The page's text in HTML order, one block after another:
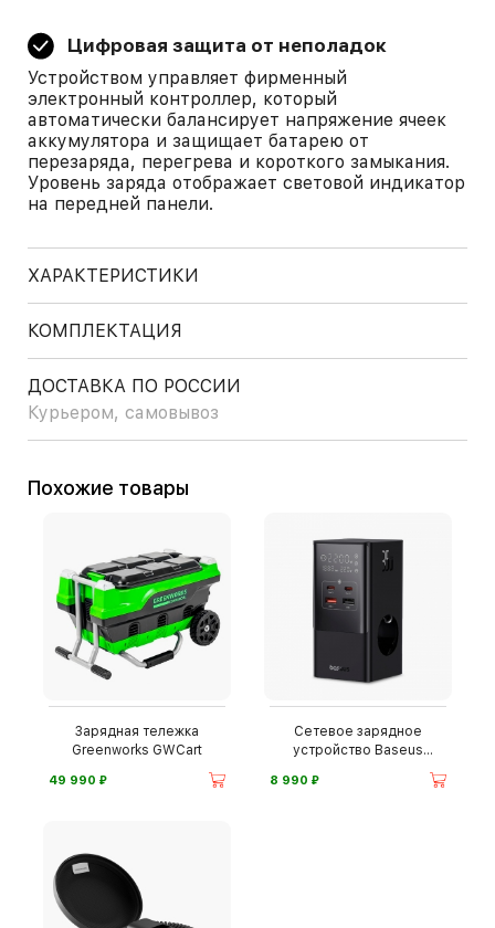
Цифровая защита от неполадок
Устройством управляет фирменный
электронный контроллер, который
автоматически балансирует напряжение ячеек
аккумулятора и защищает батарею от
перезаряда, перегрева и короткого замыкания.
Уровень заряда отображает световой индикатор
на передней панели.
ХАРАКТЕРИСТИКИ
КОМПЛЕКТАЦИЯ
ДОСТАВКА ПО РОССИИ
Курьером, самовывоз
Похожие товары
Зарядная тележка
Greenworks GWCart
49 990 ⃏
Сетевое зарядное
устройство Baseus
8 990 ⃏